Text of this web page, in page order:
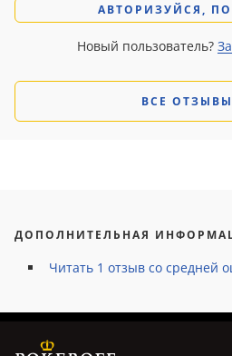
АВТОРИЗУЙСЯ,
Новый пользователь?
ВСЕ ОТЗЫВЫ
ДОПОЛНИТЕЛЬНАЯ
Читать 1 отзыв со